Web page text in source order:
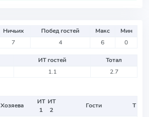
Ничьих Побед гостей Макс
Мин
7 4 6 0
ИТ гостей
Тотал
1.1 2.7
Хозяева
ИТ
1
ИТ
2
Гости Т